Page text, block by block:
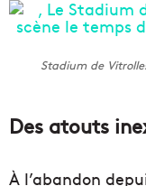
Stadium de
Des atouts
À l’abandon